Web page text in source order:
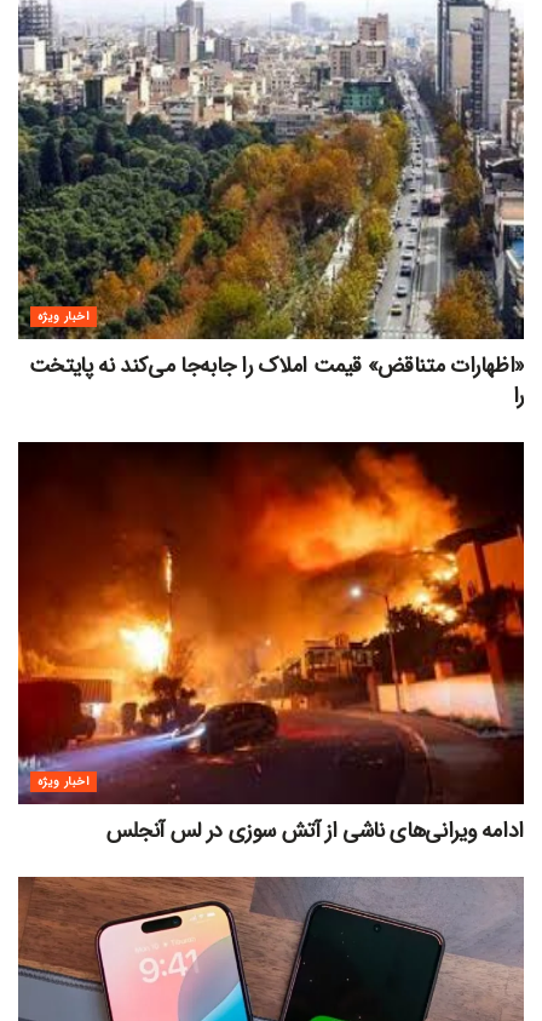
اخبار ویژه
«اظهارات متناقض» قیمت‌ املاک را جابه‌جا می‌کند نه پایتخت
را
اخبار ویژه
ادامه ویرانی‌های ناشی از آتش سوزی در لس آنجلس